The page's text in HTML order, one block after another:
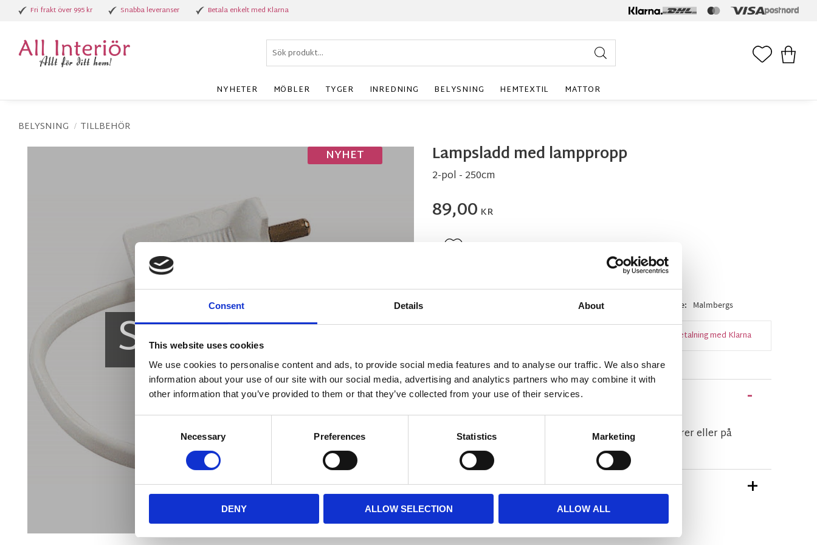
Consent Details About
This website uses cookies
We use cookies to personalise content and ads, to provide social media features and to analyse our traffic. We also share
information about your use of our site with our social media, advertising and analytics partners who may combine it with
other information that you’ve provided to them or that they’ve collected from your use of their services.
Necessary Preferences Statistics Marketing
DENY ALLOW SELECTION ALLOW ALL
Fri frakt över 995 kr Snabba leveranser Betala enkelt med Klarna
NYHETER MÖBLER TYGER INREDNING BELYSNING HEMTEXTIL MATTOR
BELYSNING TILLBEHÖR
Lampsladd med lamppropp
2-pol - 250cm
SLUTSÅLD
NYHET
89,00 KR
Lägg till i favoriter
Artikelnr Tillverkare Malmbergs
Enkel betalning med Klarna
BESKRIVNING
Lampsladd med lamppropp för montering i armaturer eller på
lamphållare.
MÅTT OCH SPECIFIKATIONER